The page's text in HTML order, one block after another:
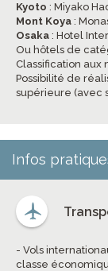
Kyoto : Miyako
Mont Koya :
Osaka : Hotel
Ou hôtels de
Classification aux
Possibilité de
supérieure (avec
Infos
- Vols
classe